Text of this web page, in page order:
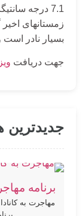
زمستانهای اخیر
بسیار نادر است
جهت دریافت
جدیدترین ها
برنامه